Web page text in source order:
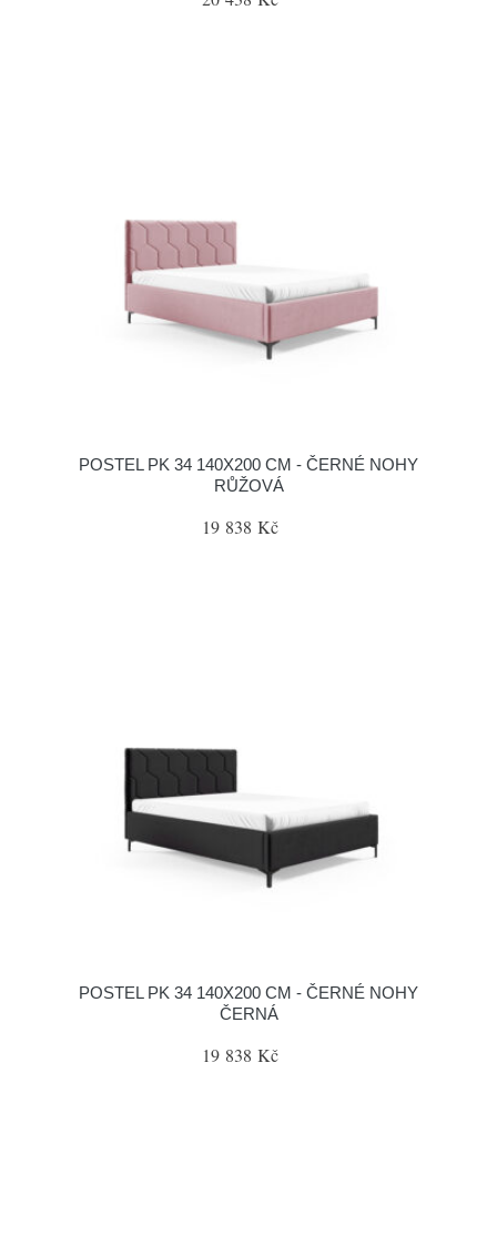
POSTEL PK 34 140X200 CM - ČERNÉ NOHY
RŮŽOVÁ
19 838 Kč
POSTEL PK 34 140X200 CM - ČERNÉ NOHY
ČERNÁ
19 838 Kč